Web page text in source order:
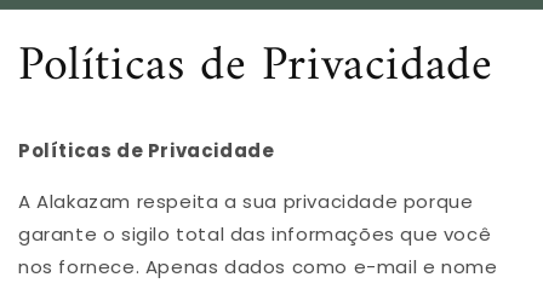
Políticas de Privacidade
Políticas de Privacidade
A Alakazam respeita a sua privacidade porque
garante o sigilo total das informações que você
nos fornece. Apenas dados como e-mail e nome